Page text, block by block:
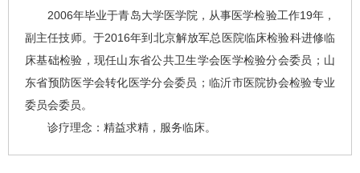
2006年毕业于青岛大学医学院，从事医学检验工作19年，
副主任技师。于2016年到北京解放军总医院临床检验科进修临
床基础检验，现任山东省公共卫生学会医学检验分会委员；山
东省预防医学会转化医学分会委员；临沂市医院协会检验专业
委员会委员。
诊疗理念：精益求精，服务临床。